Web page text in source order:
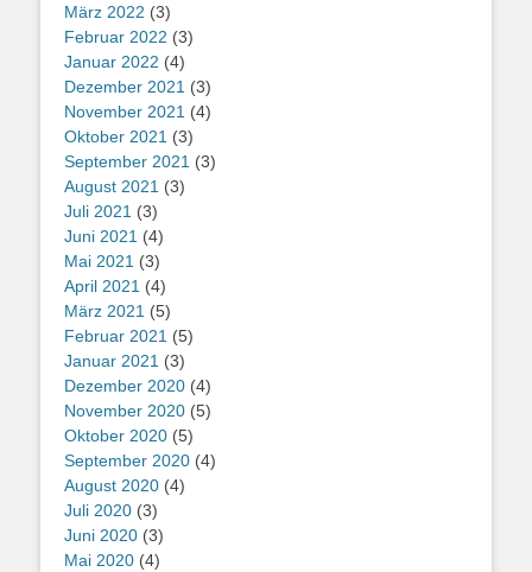
März 2022 (3)
Februar 2022 (3)
Januar 2022 (4)
Dezember 2021 (3)
November 2021 (4)
Oktober 2021 (3)
September 2021 (3)
August 2021 (3)
Juli 2021 (3)
Juni 2021 (4)
Mai 2021 (3)
April 2021 (4)
März 2021 (5)
Februar 2021 (5)
Januar 2021 (3)
Dezember 2020 (4)
November 2020 (5)
Oktober 2020 (5)
September 2020 (4)
August 2020 (4)
Juli 2020 (3)
Juni 2020 (3)
Mai 2020 (4)